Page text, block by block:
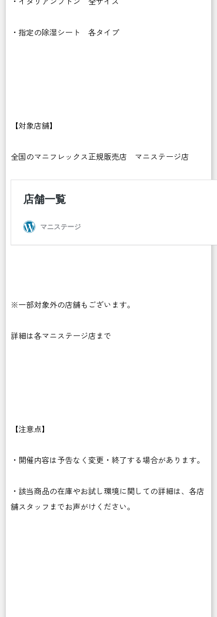
・指定の除湿シート 各タイプ
【対象店舗】
全国のマニフレックス正規販売店 マニステージ店
※一部対象外の店舗もございます。
詳細は各マニステージ店まで
【注意点】
・開催内容は予告なく変更・終了する場合があります。
・該当商品の在庫やお試し環境に関しての詳細は、各店
舗スタッフまでお声がけください。